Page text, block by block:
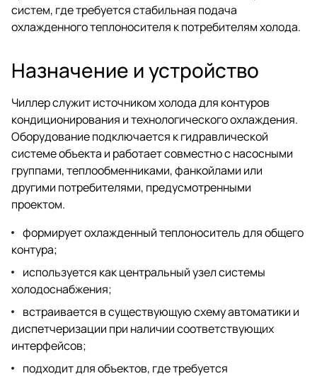
систем, где требуется стабильная подача
охлажденного теплоносителя к потребителям холода.
Назначение и устройство
Чиллер служит источником холода для контуров
кондиционирования и технологического охлаждения.
Оборудование подключается к гидравлической
системе объекта и работает совместно с насосными
группами, теплообменниками, фанкойлами или
другими потребителями, предусмотренными
проектом.
формирует охлажденный теплоноситель для общего
контура;
используется как центральный узел системы
холодоснабжения;
встраивается в существующую схему автоматики и
диспетчеризации при наличии соответствующих
интерфейсов;
подходит для объектов, где требуется